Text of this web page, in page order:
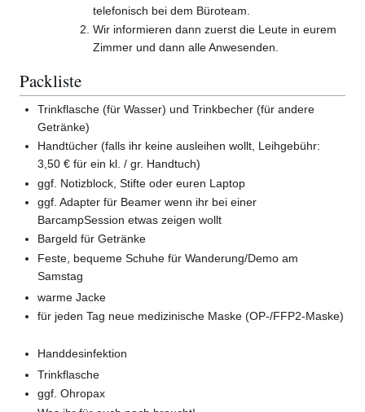
telefonisch bei dem Büroteam.
Wir informieren dann zuerst die Leute in eurem
Zimmer und dann alle Anwesenden.
Packliste
Trinkflasche (für Wasser) und Trinkbecher (für andere
Getränke)
Handtücher (falls ihr keine ausleihen wollt, Leihgebühr:
3,50 € für ein kl. / gr. Handtuch)
ggf. Notizblock, Stifte oder euren Laptop
ggf. Adapter für Beamer wenn ihr bei einer
BarcampSession etwas zeigen wollt
Bargeld für Getränke
Feste, bequeme Schuhe für Wanderung/Demo am
Samstag
warme Jacke
für jeden Tag neue medizinische Maske (OP-/FFP2-Maske)
Handdesinfektion
Trinkflasche
ggf. Ohropax